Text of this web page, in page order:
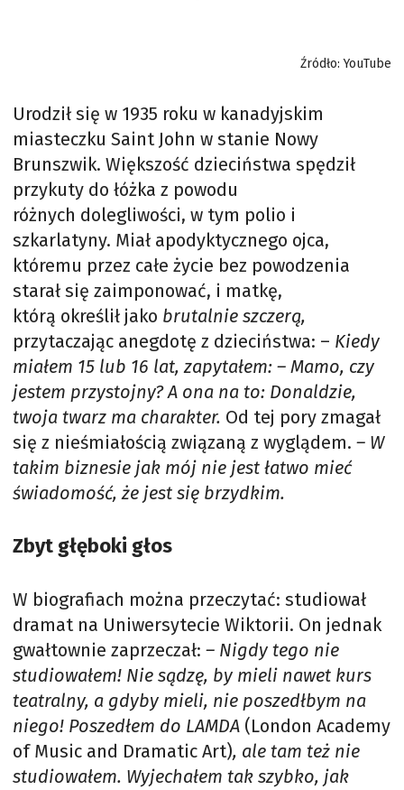
Źródło: YouTube
Urodził się w 1935 roku w kanadyjskim
miasteczku Saint John w stanie Nowy
Brunszwik. Większość dzieciństwa spędził
przykuty do łóżka z powodu
różnych dolegliwości, w tym polio i
szkarlatyny. Miał apodyktycznego ojca,
któremu przez całe życie bez powodzenia
starał się zaimponować, i matkę,
którą określił jako brutalnie szczerą,
przytaczając anegdotę z dzieciństwa: – Kiedy
miałem 15 lub 16 lat, zapytałem: – Mamo, czy
jestem przystojny? A ona na to: Donaldzie,
twoja twarz ma charakter. Od tej pory zmagał
się z nieśmiałością związaną z wyglądem. – W
takim biznesie jak mój nie jest łatwo mieć
świadomość, że jest się brzydkim.
Zbyt głęboki głos
W biografiach można przeczytać: studiował
dramat na Uniwersytecie Wiktorii. On jednak
gwałtownie zaprzeczał: – Nigdy tego nie
studiowałem! Nie sądzę, by mieli nawet kurs
teatralny, a gdyby mieli, nie poszedłbym na
niego! Poszedłem do LAMDA (London Academy
of Music and Dramatic Art), ale tam też nie
studiowałem. Wyjechałem tak szybko, jak